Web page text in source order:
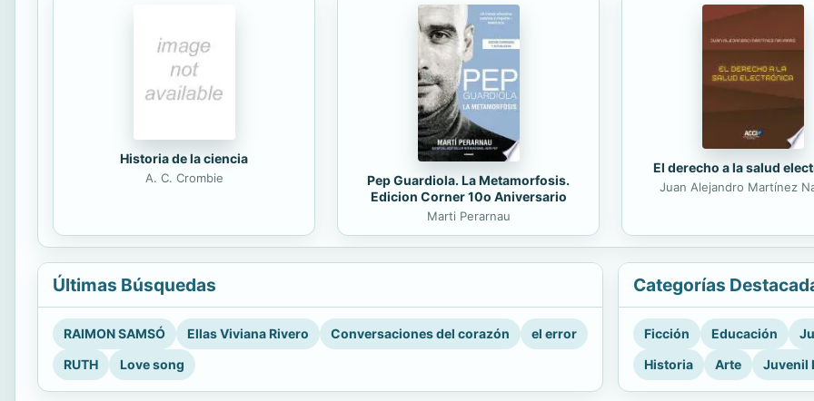
Historia de la ciencia
A. C. Crombie
Pep Guardiola. La Metamorfosis.
Edicion Corner 10o Aniversario
Marti Perarnau
El derecho a la salud
Juan Alejandro Martínez
Últimas Búsquedas
RAIMON SAMSÓ Ellas Viviana Rivero Conversaciones del corazón
el error
RUTH
Love song
Categorías
Ficción Educación
Historia
Arte Juvenil